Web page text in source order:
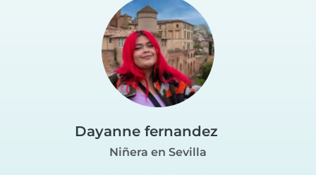
Dayanne fernandez
Niñera en Sevilla